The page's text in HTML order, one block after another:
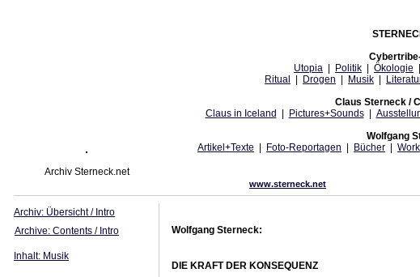
Utopia
Politik Ökologie
Ritual
Drogen Musik
Claus Sterneck /
Claus in Iceland
Pictures+Sounds|
Wolfgang
Artikel+Texte
Foto-Reportagen Bücher
Archiv Sterneck.net
www.sterneck.net
Archiv: Übersicht / Intro
Archive: Contents / Intro
Inhalt: Musik
Wolfgang Sterneck:
DIE KRAFT DER KONSEQUENZ